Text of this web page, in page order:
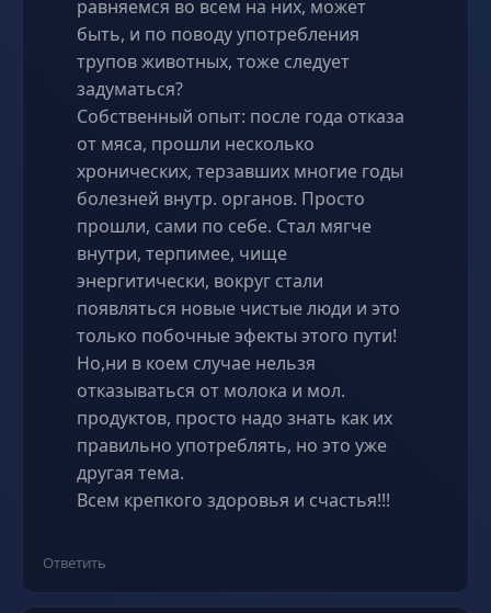
равняемся во всем на них, может
быть, и по поводу употребления
трупов животных, тоже следует
задуматься?
Собственный опыт: после года отказа
от мяса, прошли несколько
хронических, терзавших многие годы
болезней внутр. органов. Просто
прошли, сами по себе. Стал мягче
внутри, терпимее, чище
энергитически, вокруг стали
появляться новые чистые люди и это
только побочные эфекты этого пути!
Но,ни в коем случае нельзя
отказываться от молока и мол.
продуктов, просто надо знать как их
правильно употреблять, но это уже
другая тема.
Всем крепкого здоровья и счастья!!!
Ответить